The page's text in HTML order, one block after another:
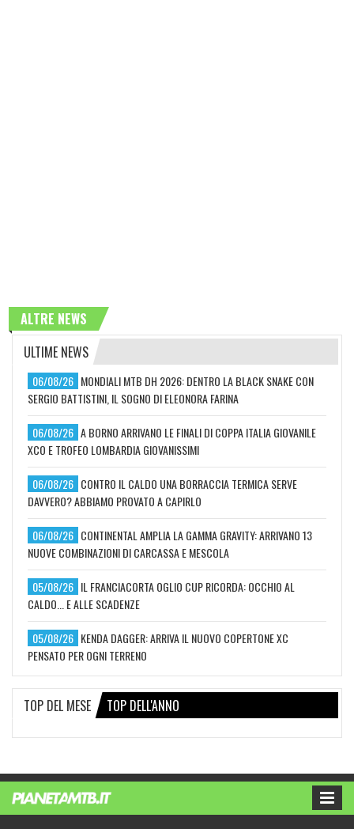
ALTRE NEWS
ULTIME NEWS
06/08/26 MONDIALI MTB DH 2026: DENTRO LA BLACK SNAKE CON
SERGIO BATTISTINI, IL SOGNO DI ELEONORA FARINA
06/08/26 A BORNO ARRIVANO LE FINALI DI COPPA ITALIA GIOVANILE
XCO E TROFEO LOMBARDIA GIOVANISSIMI
06/08/26 CONTRO IL CALDO UNA BORRACCIA TERMICA SERVE
DAVVERO? ABBIAMO PROVATO A CAPIRLO
06/08/26 CONTINENTAL AMPLIA LA GAMMA GRAVITY: ARRIVANO 13
NUOVE COMBINAZIONI DI CARCASSA E MESCOLA
05/08/26 IL FRANCIACORTA OGLIO CUP RICORDA: OCCHIO AL
CALDO... E ALLE SCADENZE
05/08/26 KENDA DAGGER: ARRIVA IL NUOVO COPERTONE XC
PENSATO PER OGNI TERRENO
TOP DEL MESE TOP DELL'ANNO